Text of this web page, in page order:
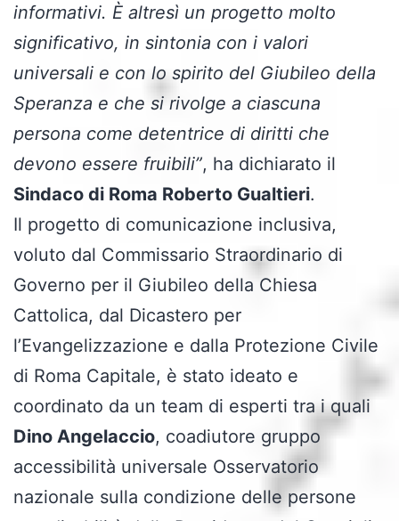
informativi. È altresì un progetto molto
significativo, in sintonia con i valori
universali e con lo spirito del Giubileo della
Speranza e che si rivolge a ciascuna
persona come detentrice di diritti che
devono essere fruibili”, ha dichiarato il
Sindaco di Roma Roberto Gualtieri.
Il progetto di comunicazione inclusiva,
voluto dal Commissario Straordinario di
Governo per il Giubileo della Chiesa
Cattolica, dal Dicastero per
l’Evangelizzazione e dalla Protezione Civile
di Roma Capitale, è stato ideato e
coordinato da un team di esperti tra i quali
Dino Angelaccio, coadiutore gruppo
accessibilità universale Osservatorio
nazionale sulla condizione delle persone